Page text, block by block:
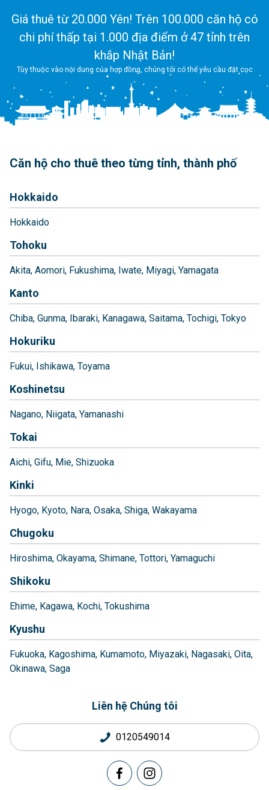
Giá thuê từ 20.000 Yên! Trên 100.000 căn hộ có
chi phí thấp tại 1.000 địa điểm ở 47 tỉnh trên
khắp Nhật Bản!
Tùy thuộc vào nội dung của hợp đồng, chúng tôi có thể yêu cầu đặt cọc
Căn hộ cho thuê theo từng tỉnh, thành phố
Hokkaido
Hokkaido
Tohoku
Akita Aomori Fukushima Iwate Miyagi Yamagata
Kanto
Chiba Gunma Ibaraki Kanagawa Saitama Tochigi Tokyo
Hokuriku
Fukui Ishikawa Toyama
Koshinetsu
Nagano Niigata Yamanashi
Tokai
Aichi Gifu Mie Shizuoka
Kinki
Hyogo Kyoto Nara Osaka Shiga Wakayama
Chugoku
Hiroshima Okayama Shimane Tottori Yamaguchi
Shikoku
Ehime Kagawa Kochi Tokushima
Kyushu
Fukuoka Kagoshima Kumamoto Miyazaki Nagasaki Oita
Okinawa Saga
Liên hệ Chúng tôi
0120549014